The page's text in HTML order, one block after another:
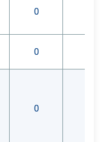
0
0
0